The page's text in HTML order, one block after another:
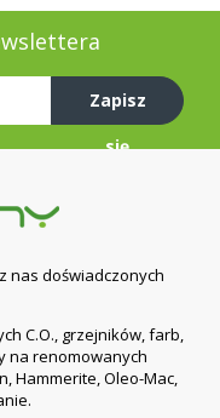
Zapisz
się
nas doświadczonych
C.O., grzejników, farb,
na renomowanych
Hammerite, Oleo-Mac,